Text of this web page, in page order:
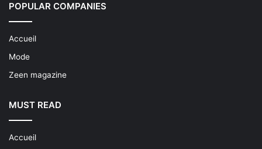
POPULAR COMPANIES
Accueil
Mode
Zeen magazine
MUST READ
Accueil